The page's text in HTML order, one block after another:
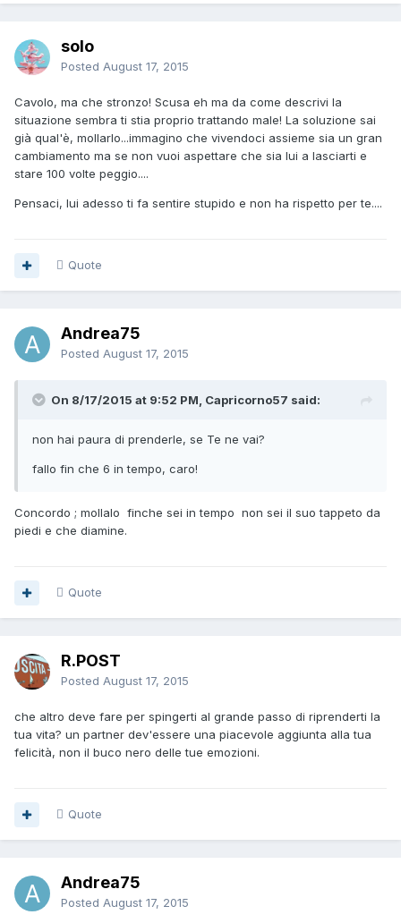
solo
Posted August 17, 2015
Cavolo, ma che stronzo! Scusa eh ma da come descrivi la
situazione sembra ti stia proprio trattando male! La soluzione sai
già qual'è, mollarlo...immagino che vivendoci assieme sia un gran
cambiamento ma se non vuoi aspettare che sia lui a lasciarti e
stare 100 volte peggio....
Pensaci, lui adesso ti fa sentire stupido e non ha rispetto per te....
Quote
Andrea75
Posted August 17, 2015
On 8/17/2015 at 9:52 PM, Capricorno57 said:
non hai paura di prenderle, se Te ne vai?
fallo fin che 6 in tempo, caro!
Concordo ; mollalo finche sei in tempo non sei il suo tappeto da
piedi e che diamine.
Quote
R.POST
Posted August 17, 2015
che altro deve fare per spingerti al grande passo di riprenderti la
tua vita? un partner dev'essere una piacevole aggiunta alla tua
felicità, non il buco nero delle tue emozioni.
Quote
Andrea75
Posted August 17, 2015